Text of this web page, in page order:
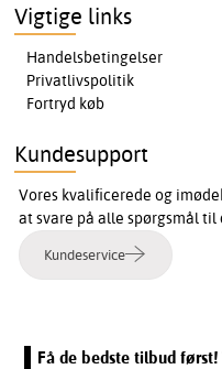
Vigtige links
Handelsbetingelser
Privatlivspolitik
Fortryd køb
Kundesupport
Vores kvalificerede og
at svare på alle spørgsmål til
Kundeservice
Få de bedste tilbud